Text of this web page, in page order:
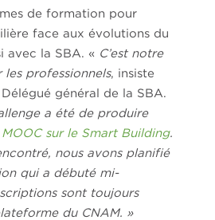
de formation pour
face aux évolutions du
avec la SBA. « C’est notre
professionnels, insiste
général de la SBA.
a été de produire
MOOC sur le Smart Building.
nous avons planifié
qui a débuté mi-
sont toujours
du CNAM. »